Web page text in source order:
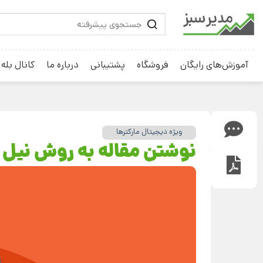
آموزش‌های رایگان فروشگاه پشتیبانی درباره ما کانال بله
ویژه دیجیتال مارکترها
نوشتن مقاله به روش نیل